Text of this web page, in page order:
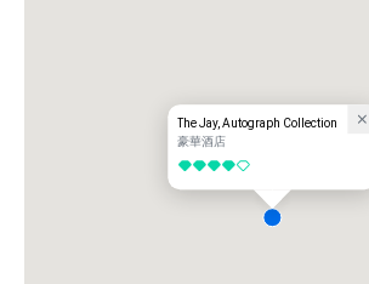
The Jay, Autograph Collection
豪華酒店
4/5